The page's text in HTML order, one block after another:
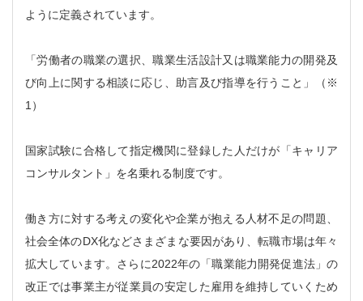
ように定義されています。
「労働者の職業の選択、職業生活設計又は職業能力の開発及
び向上に関する相談に応じ、助言及び指導を行うこと」（※
1）
国家試験に合格して指定機関に登録した人だけが「キャリア
コンサルタント」を名乗れる制度です。
働き方に対する考えの変化や企業が抱える人材不足の問題、
社会全体のDX化などさまざまな要因があり、転職市場は年々
拡大しています。さらに2022年の「職業能力開発促進法」の
改正では事業主が従業員の安定した雇用を維持していくため